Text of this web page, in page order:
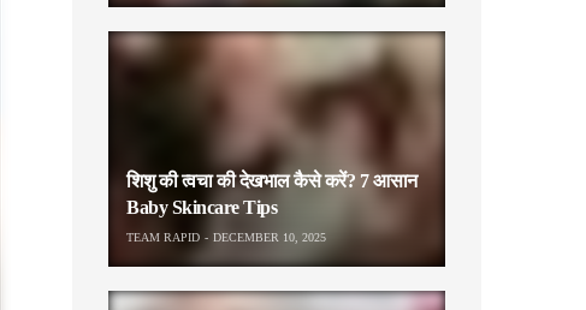
शिशु की त्वचा की देखभाल कैसे करें? 7 आसान
Baby Skincare Tips
TEAM RAPID DECEMBER 10, 2025